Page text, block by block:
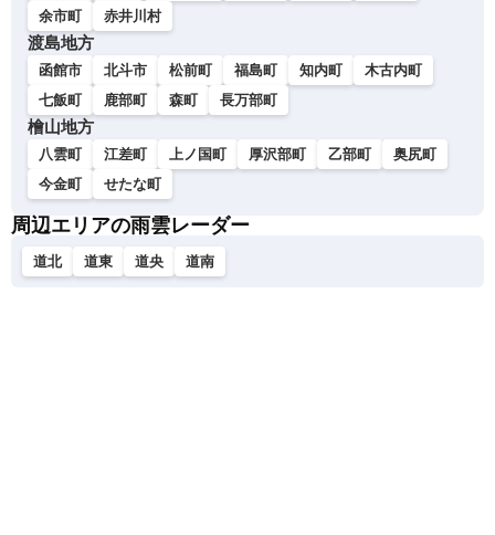
余市町
赤井川村
渡島地方
函館市 北斗市 松前町 福島町 知内町
木古内町
七飯町
鹿部町 森町 長万部町
檜山地方
八雲町 江差町 上ノ国町 厚沢部町 乙部町
奥尻町
今金町
せたな町
周辺エリアの雨雲レーダー
道北 道東 道央 道南